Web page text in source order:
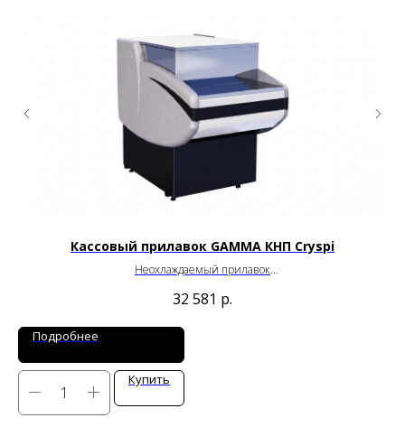
Кассовый прилавок GAMMA КНП Cryspi
Неохлаждаемый прилавок
Глубина: 1090 мм
32 581 р.
Подробнее
Купить